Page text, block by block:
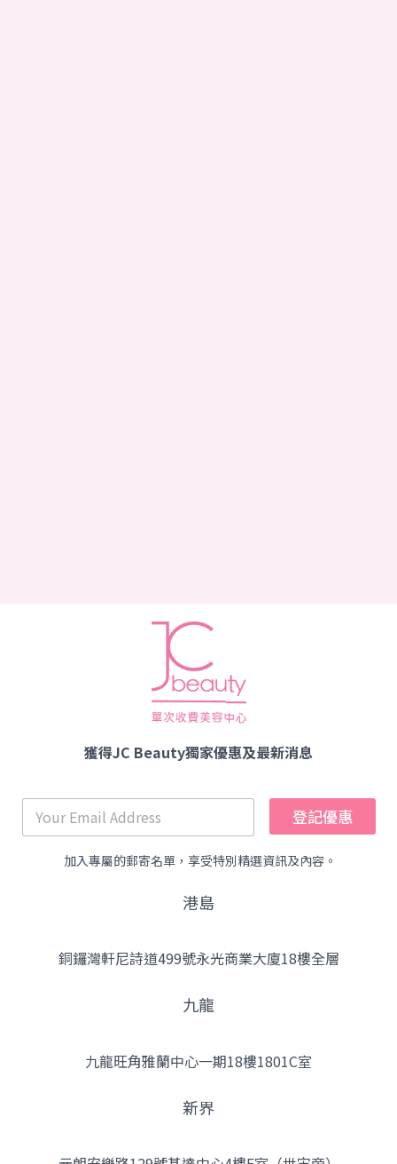
獲得JC Beauty獨家優惠及最新消息
登記優惠
加入專屬的郵寄名單，享受特別精選資訊及內容。
港島
銅鑼灣軒尼詩道499號永光商業大廈18樓全層
九龍
九龍旺角雅蘭中心一期18樓1801C室
新界